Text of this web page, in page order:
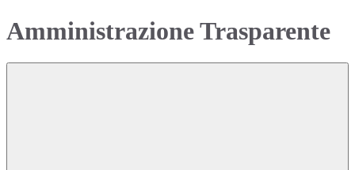
Amministrazione Trasparente